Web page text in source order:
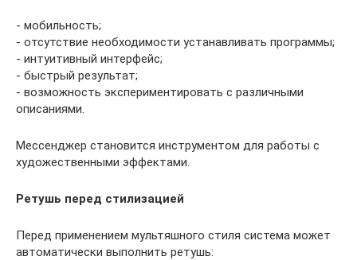
- мобильность;
- отсутствие необходимости устанавливать программы;
- интуитивный интерфейс;
- быстрый результат;
- возможность экспериментировать с различными
описаниями.
Мессенджер становится инструментом для работы с
художественными эффектами.
Ретушь перед стилизацией
Перед применением мультяшного стиля система может
автоматически выполнить ретушь: